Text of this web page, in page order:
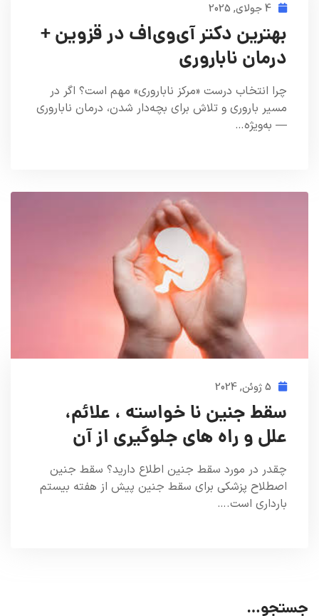
بهترین دکتر آی‌وی‌اف در قزوین +
درمان ناباروری
چرا انتخاب درست «مرکز ناباروری» مهم است؟ اگر در
مسیر باروری و تلاش برای بچه‌دار شدن، درمان ناباروری
— به‌ویژه…
سقط جنین نا خواسته ، علائم،
علل و راه های جلوگیری از آن
چقدر در مورد سقط جنین اطلاع دارید؟ سقط جنین
اصطلاح پزشکی برای سقط جنین پیش از هفته بیستم
بارداری است.…
جستجو…